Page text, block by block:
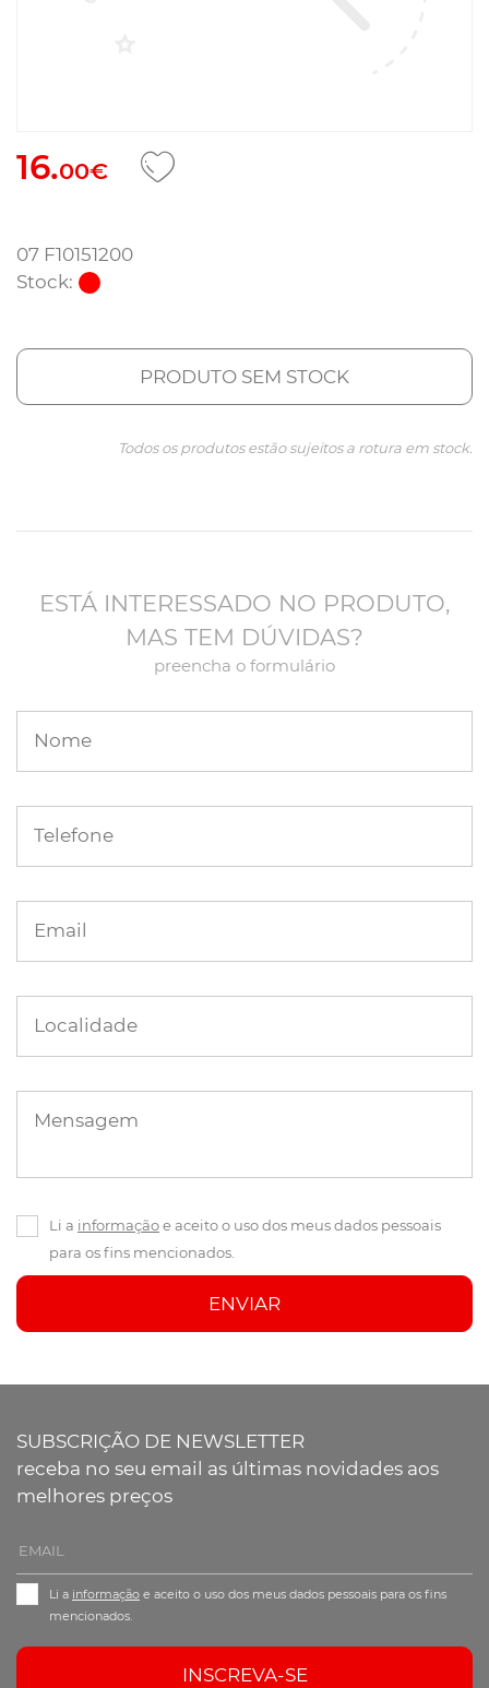
16.00€
07 F10151200
Stock:
PRODUTO SEM STOCK
Todos os produtos estão sujeitos a rotura em stock.
ESTÁ INTERESSADO NO PRODUTO,
MAS TEM DÚVIDAS?
preencha o formulário
Nome
Telefone
Email
Localidade
Mensagem
Li a informaçãoe aceito o uso dos meus dados pessoais
para os fins mencionados.
ENVIAR
SUBSCRIÇÃO DE NEWSLETTER
receba no seu email as últimas novidades aos
melhores preços
Li a informação e aceito o uso dos meus dados pessoais para os fins
mencionados.
INSCREVA-SE